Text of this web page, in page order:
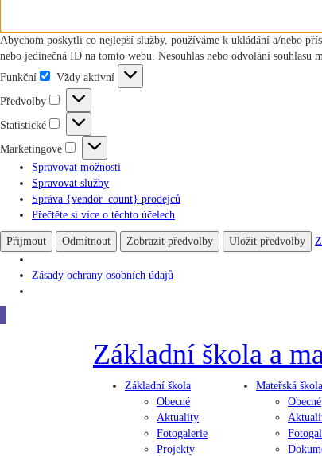
Abychom poskytli co nejlepší služby, používáme k ukládání a/nebo
nebo jedinečná ID na tomto webu. Nesouhlas nebo odvolání souhlasu
Funkční
Funkční
Vždy aktivní
Předvolby
Předvolby
Statistické
Statistické
Marketingové
Marketingové
Spravovat možnosti
Spravovat služby
Správa {vendor_count} prodejců
Přečtěte si více o těchto účelech
Přijmout Odmítnout Zobrazit předvolby Uložit předvolby
Zásady ochrany osobních údajů
Základní škola a
Základní škola
Obecné
Aktuality
Fotogalerie
Projekty
Mateřská škola
Obecné